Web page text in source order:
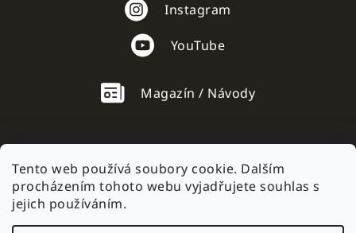
Tento web používá soubory cookie. Dalším
procházením tohoto webu vyjadřujete souhlas s
jejich používáním.
Instagram
YouTube
Magazín / Návody
AC mobile.sk